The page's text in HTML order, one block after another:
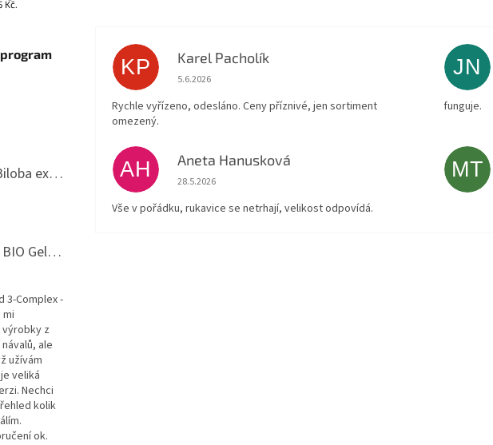
Kč.
Golden Nature Ginkgo Biloba extrakt 50:1 60mg, 100 kapslí
Vitalvibe Maca Sextuple BIO Gelatinized 3-Complex, 60 kapslí
3-Complex -
z
ale
užívám
veliká
Nechci
kolik
ok.
KP Karel Pacholík
Hodnocení obchodu je 4 z 5 hvězdiček.
5.6.2026
Rychle vyřízeno, odesláno. Ceny příznivé, jen sortiment
omezený.
JN
funguje.
AH Aneta Hanusková
Hodnocení obchodu je 5 z 5 hvězdiček.
28.5.2026
Vše v pořádku, rukavice se netrhají, velikost odpovídá.
MT